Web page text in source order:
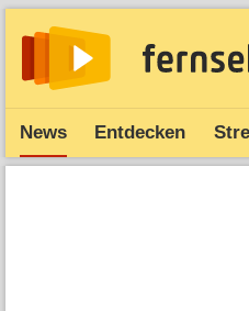
News Entdecken